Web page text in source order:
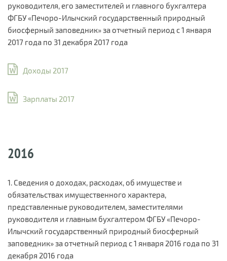
руководителя, его заместителей и главного бухгалтера
ФГБУ «Печоро-Илычский государственный природный
биосферный заповедник» за отчетный период с 1 января
2017 года по 31 декабря 2017 года
Доходы 2017
Зарплаты 2017
2016
1. Сведения о доходах, расходах, об имуществе и
обязательствах имущественного характера,
представленные руководителем, заместителями
руководителя и главным бухгалтером ФГБУ «Печоро-
Илычский государственный природный биосферный
заповедник» за отчетный период с 1 января 2016 года по 31
декабря 2016 года